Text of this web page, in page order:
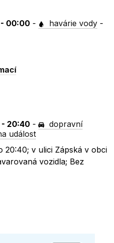
- 00:00 - havárie vody -
- 20:40 -
dopravní
událost
20:40; v ulici Zápská v obci
vozidla; Bez